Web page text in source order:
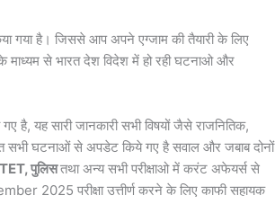
गया है। जिससे आप अपने एग्जाम की तैयारी के लिए
से भारत देश विदेश में हो रही घटनाओ और
है, यह सारी जानकारी सभी विषयों जैसे राजनितिक,
सभी घटनाओं से अपडेट किये गए है सवाल और जबाब दोनों
पुलिसतथा अन्य सभी परीक्षाओ में करंट अफेयर्स से
2025 परीक्षा उत्तीर्ण करने के लिए काफी सहायक